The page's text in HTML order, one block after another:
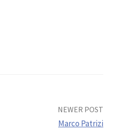
NEWER POST
Marco Patrizi